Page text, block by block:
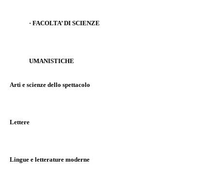
· FACOLTA’ DI SCIENZE
UMANISTICHE
Arti e scienze dello spettacolo
Lettere
Lingue e letterature moderne